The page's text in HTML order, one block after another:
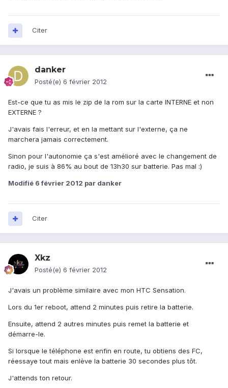
Citer
danker
Posté(e) 6 février 2012
Est-ce que tu as mis le zip de la rom sur la carte INTERNE et non
EXTERNE ?
J'avais fais l'erreur, et en la mettant sur l'externe, ça ne
marchera jamais correctement.
Sinon pour l'autonomie ça s'est amélioré avec le changement de
radio, je suis à 86% au bout de 13h30 sur batterie. Pas mal :)
Modifié 6 février 2012 par danker
Citer
Xkz
Posté(e) 6 février 2012
J'avais un problème similaire avec mon HTC Sensation.
Lors du 1er reboot, attend 2 minutes puis retire la batterie.
Ensuite, attend 2 autres minutes puis remet la batterie et
démarre-le.
Si lorsque le téléphone est enfin en route, tu obtiens des FC,
réessaye tout mais enlève la batterie 30 secondes plus tôt.
J'attends ton retour.